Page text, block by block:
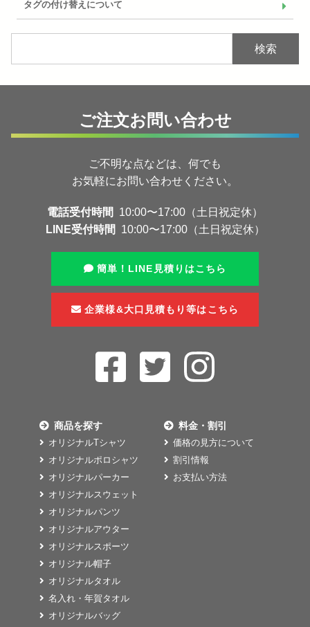
タグの付け替えについて
検索
ご注文お問い合わせ
ご不明な点などは、何でも
お気軽にお問い合わせください。
電話受付時間
10:00〜17:00（土日祝定休）
LINE受付時間
10:00〜17:00（土日祝定休）
簡単！LINE見積りはこちら
企業様&大口見積もり等はこちら
商品を探す
オリジナルTシャツ
オリジナルポロシャツ
オリジナルパーカー
オリジナルスウェット
オリジナルパンツ
オリジナルアウター
オリジナルスポーツ
オリジナル帽子
オリジナルタオル
名入れ・年賀タオル
オリジナルバッグ
料金・割引
価格の見方について
割引情報
お支払い方法